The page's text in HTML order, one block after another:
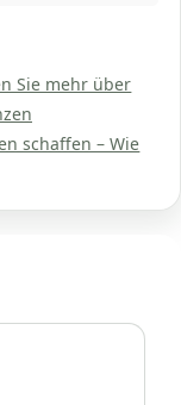
Sie mehr über
schaffen – Wie